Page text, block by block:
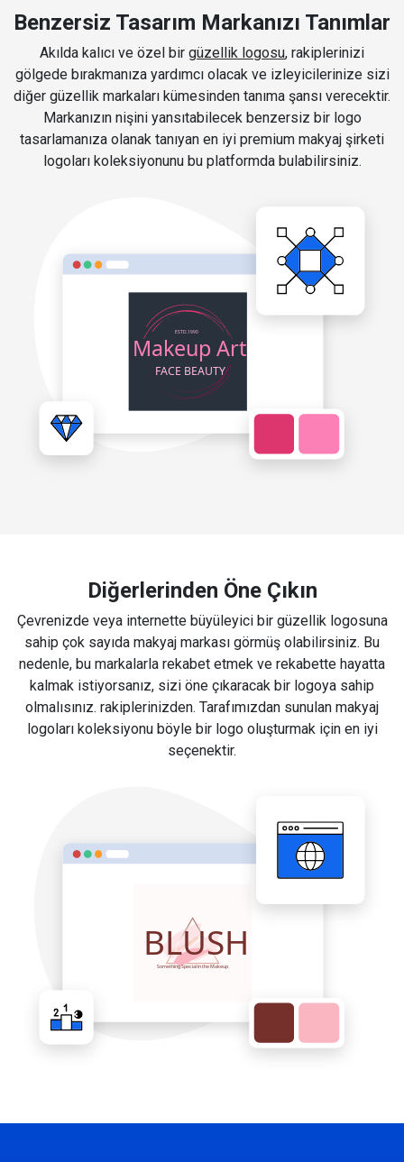
Benzersiz Tasarım Markanızı Tanımlar
Akılda kalıcı ve özel bir güzellik logosu, rakiplerinizi
gölgede bırakmanıza yardımcı olacak ve izleyicilerinize sizi
diğer güzellik markaları kümesinden tanıma şansı verecektir.
Markanızın nişini yansıtabilecek benzersiz bir logo
tasarlamanıza olanak tanıyan en iyi premium makyaj şirketi
logoları koleksiyonunu bu platformda bulabilirsiniz.
Diğerlerinden Öne Çıkın
Çevrenizde veya internette büyüleyici bir güzellik logosuna
sahip çok sayıda makyaj markası görmüş olabilirsiniz. Bu
nedenle, bu markalarla rekabet etmek ve rekabette hayatta
kalmak istiyorsanız, sizi öne çıkaracak bir logoya sahip
olmalısınız. rakiplerinizden. Tarafımızdan sunulan makyaj
logoları koleksiyonu böyle bir logo oluşturmak için en iyi
seçenektir.